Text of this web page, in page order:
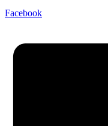
Facebook